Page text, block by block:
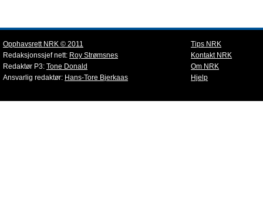
Opphavsrett NRK © 2011
Redaksjonssjef nett: Roy Strømsnes
Redaktør P3: Tone Donald
Ansvarlig redaktør: Hans-Tore Bjerkaas
Tips NRK
Kontakt NRK
Om NRK
Hjelp